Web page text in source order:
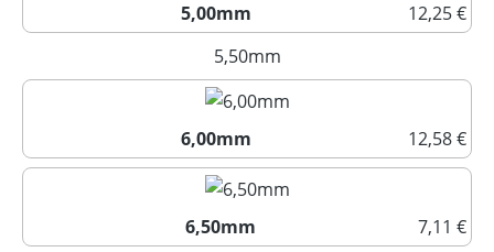
5,00mm
12,25 €
5,00mm
5,50mm(Diese Option ist zurzeit
6,00mm
12,58 €
6,00mm
6,50mm
7,11 €